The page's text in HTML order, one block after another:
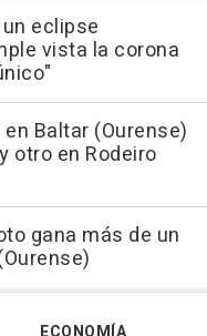
eclipse
vista la corona
Baltar (Ourense)
otro en Rodeiro
gana más de un